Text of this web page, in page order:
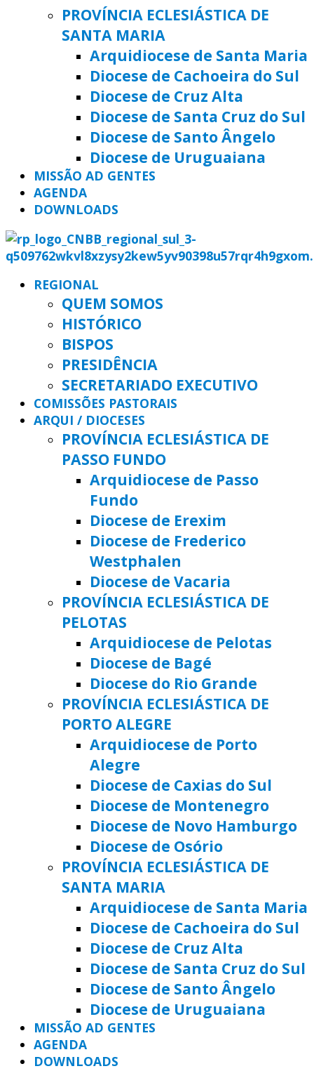
PROVÍNCIA ECLESIÁSTICA DE
SANTA MARIA
Arquidiocese de Santa Maria
Diocese de Cachoeira do Sul
Diocese de Cruz Alta
Diocese de Santa Cruz do Sul
Diocese de Santo Ângelo
Diocese de Uruguaiana
MISSÃO AD GENTES
AGENDA
DOWNLOADS
REGIONAL
QUEM SOMOS
HISTÓRICO
BISPOS
PRESIDÊNCIA
SECRETARIADO EXECUTIVO
COMISSÕES PASTORAIS
ARQUI / DIOCESES
PROVÍNCIA ECLESIÁSTICA DE
PASSO FUNDO
Arquidiocese de Passo
Fundo
Diocese de Erexim
Diocese de Frederico
Westphalen
Diocese de Vacaria
PROVÍNCIA ECLESIÁSTICA DE
PELOTAS
Arquidiocese de Pelotas
Diocese de Bagé
Diocese do Rio Grande
PROVÍNCIA ECLESIÁSTICA DE
PORTO ALEGRE
Arquidiocese de Porto
Alegre
Diocese de Caxias do Sul
Diocese de Montenegro
Diocese de Novo Hamburgo
Diocese de Osório
PROVÍNCIA ECLESIÁSTICA DE
SANTA MARIA
Arquidiocese de Santa Maria
Diocese de Cachoeira do Sul
Diocese de Cruz Alta
Diocese de Santa Cruz do Sul
Diocese de Santo Ângelo
Diocese de Uruguaiana
MISSÃO AD GENTES
AGENDA
DOWNLOADS